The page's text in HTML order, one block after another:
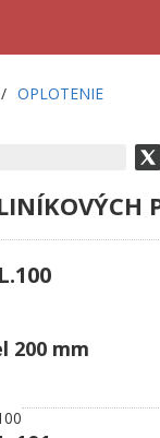
/ OPLOTENIE
200 mm